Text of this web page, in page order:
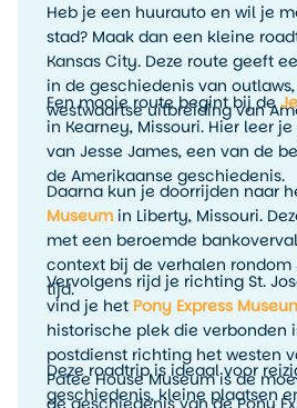
Heb je een huurauto en wil je
stad? Maak dan een kleine
Kansas City. Deze route geeft
in de geschiedenis van
westwaartse uitbreiding van
Een mooie route begint bij de
in Kearney, Missouri. Hier leer
van Jesse James, een van de
de Amerikaanse geschiedenis.
Daarna kun je doorrijden naar
Museum in Liberty, Missouri.
met een beroemde
context bij de verhalen rondom
tijd.
Vervolgens rijd je richting St.
vind je het Pony Express
historische plek die verbonden
postdienst richting het westen
Patee House Museum is de
de geschiedenis van de Pony
Deze roadtrip is ideaal voor
geschiedenis, kleine plaatsen